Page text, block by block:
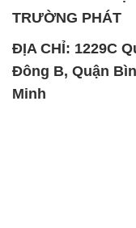
TRƯỜNG PHÁT
ĐỊA CHỈ: 1229C
Đông B, Quận
Minh